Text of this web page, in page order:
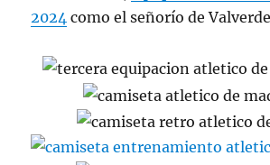
2024 como el señorío de